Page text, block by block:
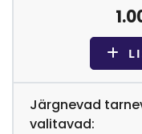
Järgnevad
valitavad: